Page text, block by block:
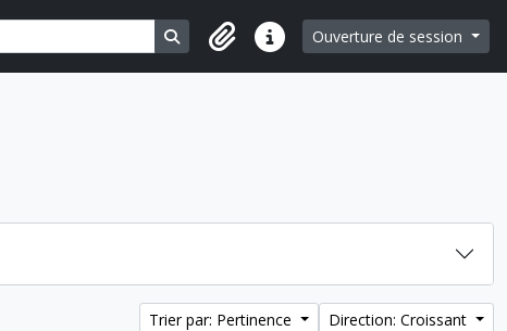
Search in browse page
Liens rapidesOuverture de session
Trier par: Pertinence Direction: Croissant